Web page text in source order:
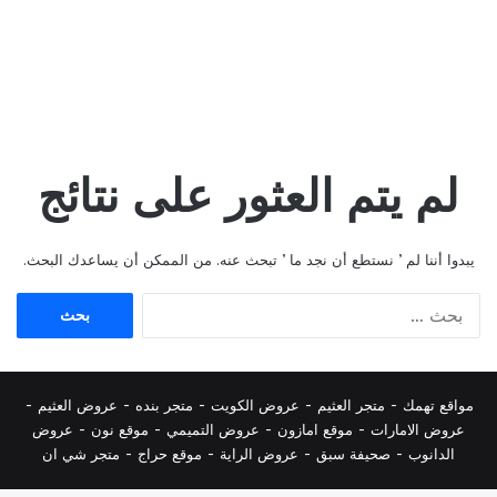
لم يتم العثور على نتائج
يبدوا أننا لم ’ نستطع أن نجد ما ’ تبحث عنه. من الممكن أن يساعدك البحث.
مواقع تهمك - متجر العثيم - عروض الكويت - متجر بنده - عروض العثيم -
عروض الامارات - موقع امازون - عروض التميمي - موقع نون - عروض
الدانوب - صحيفة سبق - عروض الراية - موقع حراج - متجر شي ان